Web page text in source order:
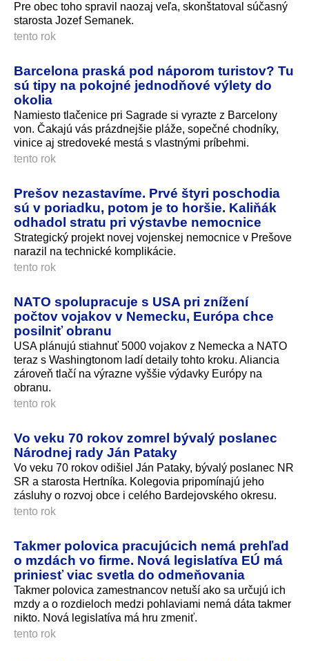
Pre obec toho spravil naozaj veľa, skonštatoval súčasný
starosta Jozef Semanek.
tento rok
Barcelona praská pod náporom turistov? Tu
sú tipy na pokojné jednodňové výlety do
okolia
Namiesto tlačenice pri Sagrade si vyrazte z Barcelony
von. Čakajú vás prázdnejšie pláže, sopečné chodníky,
vinice aj stredoveké mestá s vlastnými príbehmi.
tento rok
Prešov nezastavíme. Prvé štyri poschodia
sú v poriadku, potom je to horšie. Kaliňák
odhadol stratu pri výstavbe nemocnice
Strategický projekt novej vojenskej nemocnice v Prešove
narazil na technické komplikácie.
tento rok
NATO spolupracuje s USA pri znížení
počtov vojakov v Nemecku, Európa chce
posilniť obranu
USA plánujú stiahnuť 5000 vojakov z Nemecka a NATO
teraz s Washingtonom ladí detaily tohto kroku. Aliancia
zároveň tlačí na výrazne vyššie výdavky Európy na
obranu.
tento rok
Vo veku 70 rokov zomrel bývalý poslanec
Národnej rady Ján Pataky
Vo veku 70 rokov odišiel Ján Pataky, bývalý poslanec NR
SR a starosta Hertníka. Kolegovia pripomínajú jeho
zásluhy o rozvoj obce i celého Bardejovského okresu.
tento rok
Takmer polovica pracujúcich nemá prehľad
o mzdách vo firme. Nová legislatíva EÚ má
priniesť viac svetla do odmeňovania
Takmer polovica zamestnancov netuší ako sa určujú ich
mzdy a o rozdieloch medzi pohlaviami nemá dáta takmer
nikto. Nová legislatíva má hru zmeniť.
tento rok